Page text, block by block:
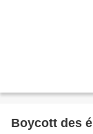
Boycott des